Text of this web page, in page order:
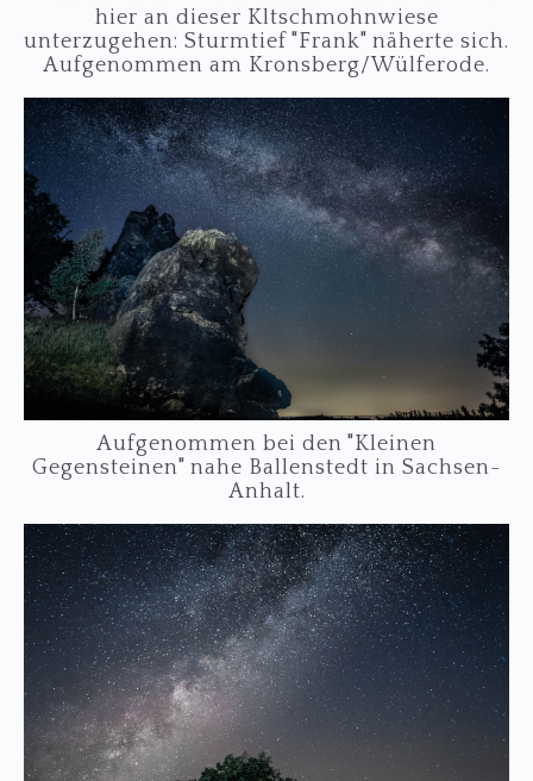
hier an dieser Kltschmohnwiese
unterzugehen: Sturmtief "Frank" näherte sich.
Aufgenommen am Kronsberg/Wülferode.
Aufgenommen bei den "Kleinen
Gegensteinen" nahe Ballenstedt in Sachsen-
Anhalt.